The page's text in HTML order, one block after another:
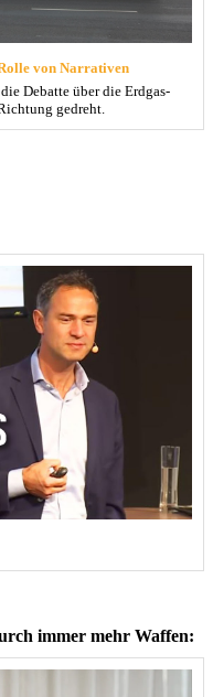
von Narrativen
Debatte über die Erdgas-
gedreht.
immer mehr Waffen: